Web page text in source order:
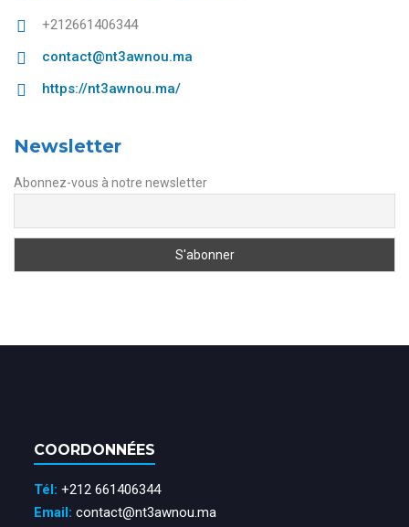
+212661406344
contact@nt3awnou.ma
https://nt3awnou.ma/
Newsletter
Abonnez-vous à notre newsletter
COORDONNÉES
Tél: +212 661406344
Email: contact@nt3awnou.ma